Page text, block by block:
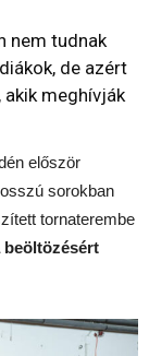
nem tudnak
de azért
akik meghívják
először
sorokban
tornaterembe
beöltözésért